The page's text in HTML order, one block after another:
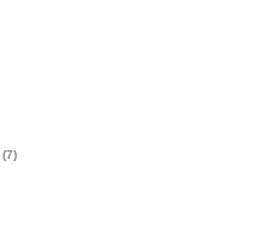
(7)